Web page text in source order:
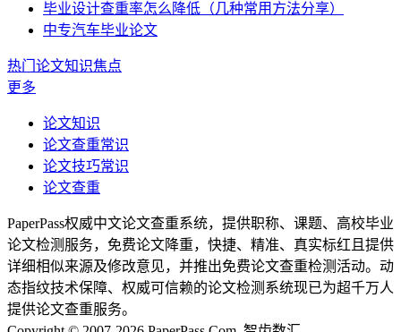
毕业设计查重率怎么降低（几种常用方法分享）
中专汽车毕业论文
热门论文知识焦点
更多
论文知识
论文查重常识
论文技巧常识
论文查重
PaperPass权威中文论文查重系统，提供职称、课题、高校毕业
论文检测服务，免费论文降重，快捷、精准、真实标红且提供
详细相似来源及修改意见，并推出免费论文查重检测活动。动
态指纹技术保障、权威可信赖的论文检测系统现已为超千万人
提供论文查重服务。